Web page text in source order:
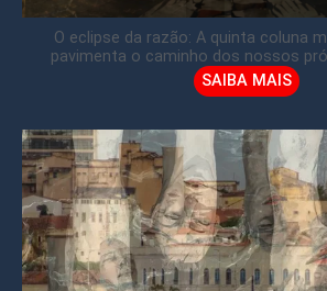
O eclipse da razão: A quinta coluna
pavimenta o caminho dos nossos
SAIBA MAIS